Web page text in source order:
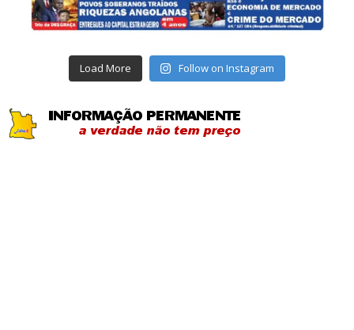
Load More Follow on Instagram